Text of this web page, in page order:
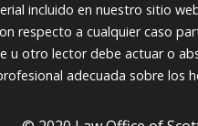
incluido en nuestro sitio
respecto a cualquier caso
otro lector debe actuar o
adecuada sobre los